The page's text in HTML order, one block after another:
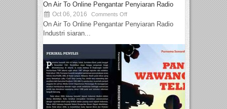
On Air To Online Pengantar Penyiaran Radio
Oct 06, 2016 Comments Off
On Air To Online Pengantar Penyiaran Radio
Industri siaran...